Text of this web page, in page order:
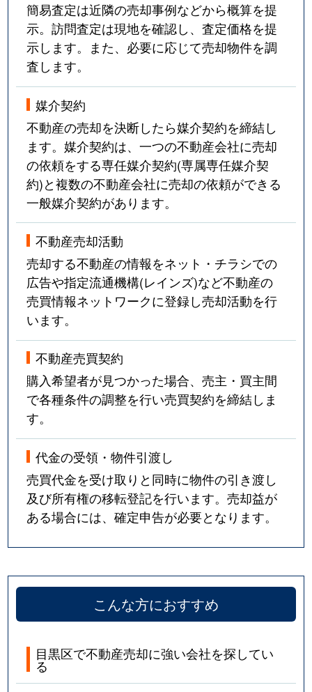
簡易査定は近隣の売却事例などから概算を提
示。訪問査定は現地を確認し、査定価格を提
示します。また、必要に応じて売却物件を調
査します。
媒介契約
不動産の売却を決断したら媒介契約を締結し
ます。媒介契約は、一つの不動産会社に売却
の依頼をする専任媒介契約(専属専任媒介契
約)と複数の不動産会社に売却の依頼ができる
一般媒介契約があります。
不動産売却活動
売却する不動産の情報をネット・チラシでの
広告や指定流通機構(レインズ)など不動産の
売買情報ネットワークに登録し売却活動を行
います。
不動産売買契約
購入希望者が見つかった場合、売主・買主間
で各種条件の調整を行い売買契約を締結しま
す。
代金の受領・物件引渡し
売買代金を受け取りと同時に物件の引き渡し
及び所有権の移転登記を行います。売却益が
ある場合には、確定申告が必要となります。
こんな方におすすめ
目黒区で不動産売却に強い会社を探してい
る